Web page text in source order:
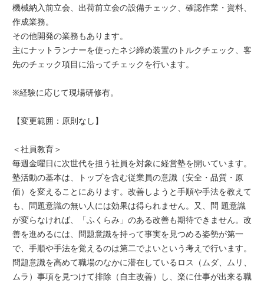
機械納入前立会、出荷前立会の設備チェック、確認作業・資料、
作成業務。
その他開発の業務もあります。
主にナットランナーを使ったネジ締め装置のトルクチェック、客
先のチェック項目に沿ってチェックを行います。
※経験に応じて現場研修有。
【変更範囲：原則なし】
＜社員教育＞
毎週金曜日に次世代を担う社員を対象に経営塾を開いています。
塾活動の基本は、トップを含む従業員の意識（安全・品質・原
価）を変えることにあります。改善しようと手順や手法を教えて
も、問題意識の無い人には効果は得られません。又、問 題意識
が変らなければ、「ふくらみ」のある改善も期待できません。改
善を進めるには、問題意識を持って事実を見つめる姿勢が第一
で、手順や手法を覚えるのは第二でよいという考えで行います。
問題意識を高めて職場のなかに潜在しているロス（ムダ、ムリ、
ムラ）事項を見つけて排除（自主改善）し、楽に仕事が出来る職